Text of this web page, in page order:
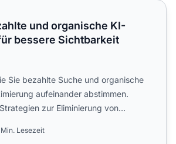
organische KI-Strategien für
und organische KI-
bessere Sichtbarkeit
Sie bezahlte Suche und organische
aufeinander abstimmen.
zur Eliminierung von
Min. Lesezeit